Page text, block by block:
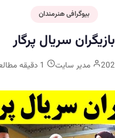
بیوگرافی هنرمندان
بازیگران سریال پرگار
مدیر سایت